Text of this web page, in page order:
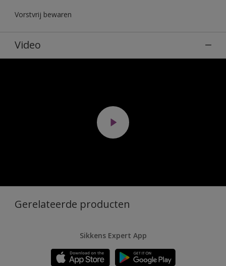
Vorstvrij bewaren
Video
Gerelateerde producten
Sikkens Expert App